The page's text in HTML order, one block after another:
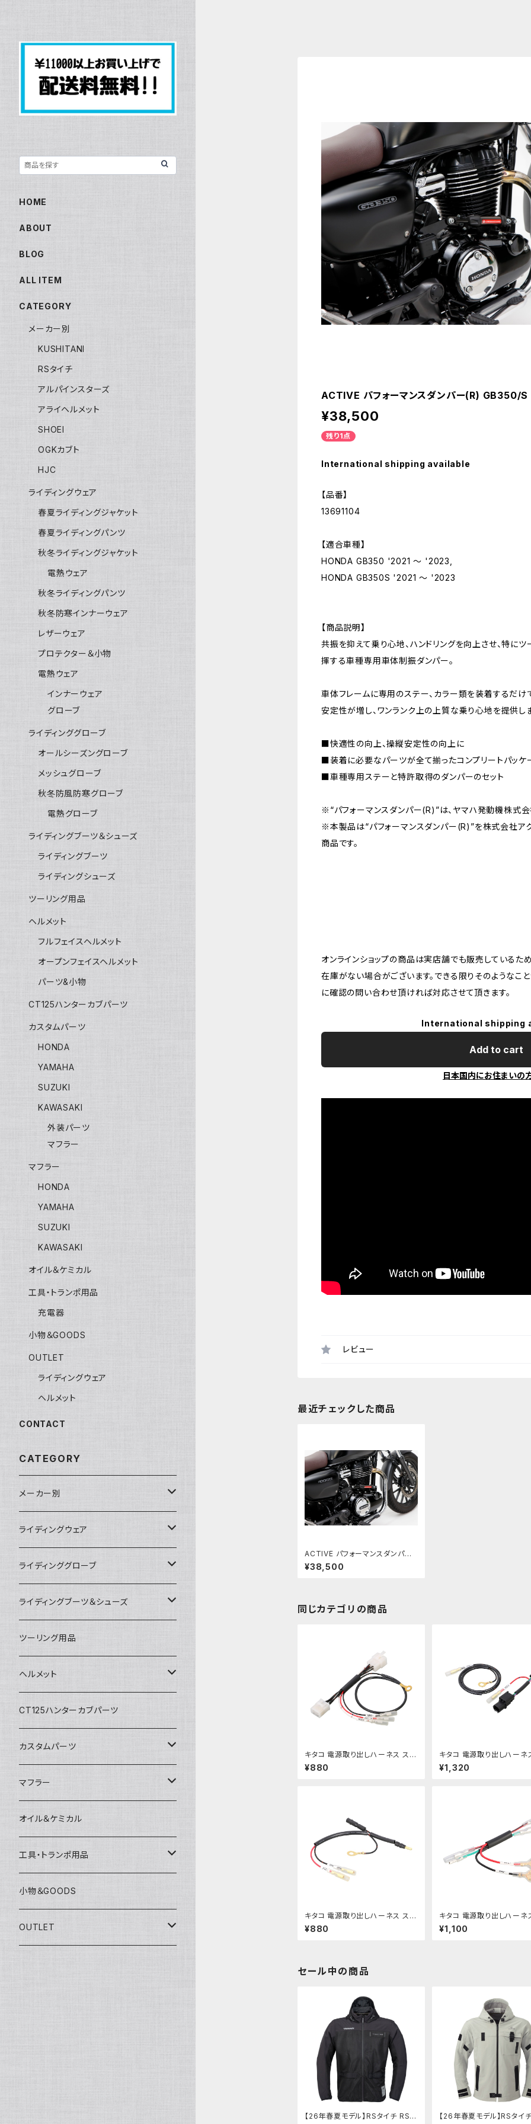
ACTIVE パフォーマンスダンパー(R) GB350/
¥38,500
残り1点
International shipping available
【品番】
13691104
【適合車種】
HONDA GB350 '2021 ～ '2023,
HONDA GB350S '2021 ～ '2023
【商品説明】
共振を抑えて乗り心地、ハンドリングを向上させ、特に
揮する車種専用車体制振ダンパー。
車体フレームに専用のステー、カラー類を装着するだ
安定性が増し、ワンランク上の上質な乗り心地を提供しま
■快適性の向上、操縦安定性の向上に
■装着に必要なパーツが全て揃ったコンプリートパッケ
■車種専用ステーと特許取得のダンパーのセット
※“パフォーマンスダンパー(R)”は、ヤマハ発動機株式会
※本製品は“パフォーマンスダンパー(R)”を株式会社ア
商品です。
オンラインショップの商品は実店舗でも販売しているた
在庫がない場合がございます。できる限りそのようなこ
に確認の問い合わせ頂ければ対応させて頂きます。
International shipping
Add to cart
日本国内にお住まいの
レビュー
最近チェックした商品
ACTIVE パフォーマンスダンパー
(R) GB350/S 21-23
¥38,500
同じカテゴリの商品
キタコ 電源取り出しハーネス スー
パーカブ50/110 etc【756-1436
900】
¥880
キタコ 電源取り出しハーネ
ル250 etc【756-1860900
¥1,320
キタコ 電源取り出しハーネス スー
パーカブC125 etc【756-131190
0】
¥880
キタコ 電源取り出しハーネ
350/S etc【 756-9000180
¥1,100
セール中の商品
【26年春夏モデル】RSタイチ RSJ
【26年春夏モデル】RSタイ
HOME
ABOUT
BLOG
ALL ITEM
CATEGORY
メーカー別
KUSHITANI
RSタイチ
アルパインスターズ
アライヘルメット
SHOEI
OGKカブト
HJC
ライディングウェア
春夏ライディングジャケット
春夏ライディングパンツ
秋冬ライディングジャケット
電熱ウェア
秋冬ライディングパンツ
秋冬防寒インナーウェア
レザーウェア
プロテクター＆小物
電熱ウェア
インナーウェア
グローブ
ライディンググローブ
オールシーズングローブ
メッシュグローブ
秋冬防風防寒グローブ
電熱グローブ
ライディングブーツ＆シューズ
ライディングブーツ
ライディングシューズ
ツーリング用品
ヘルメット
フルフェイスヘルメット
オープンフェイスヘルメット
パーツ&小物
CT125ハンターカブパーツ
カスタムパーツ
HONDA
YAMAHA
SUZUKI
KAWASAKI
外装パーツ
マフラー
マフラー
HONDA
YAMAHA
SUZUKI
KAWASAKI
オイル＆ケミカル
工具・トランポ用品
充電器
小物＆GOODS
OUTLET
ライディングウェア
ヘルメット
CONTACT
CATEGORY
メーカー別
KUSHITANI
RSタイチ
アルパインスターズ
アライヘルメット
SHOEI
OGKカブト
HJC
ライディングウェア
春夏ライディングジャケット
春夏ライディングパンツ
秋冬ライディングジャケット
電熱ウェア
秋冬ライディングパンツ
秋冬防寒インナーウェア
レザーウェア
プロテクター＆小物
電熱ウェア
インナーウェア
グローブ
ライディンググローブ
オールシーズングローブ
メッシュグローブ
秋冬防風防寒グローブ
電熱グローブ
ライディングブーツ＆シューズ
ライディングブーツ
ライディングシューズ
ツーリング用品
ヘルメット
フルフェイスヘルメット
オープンフェイスヘルメット
パーツ&小物
CT125ハンターカブパーツ
カスタムパーツ
HONDA
YAMAHA
SUZUKI
KAWASAKI
外装パーツ
マフラー
HONDA
YAMAHA
SUZUKI
KAWASAKI
オイル＆ケミカル
工具・トランポ用品
充電器
小物＆GOODS
OUTLET